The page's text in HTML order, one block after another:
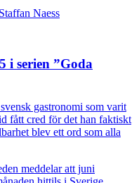
i serien ”Goda
gastronomi som varit
fått cred för det han faktiskt
blev ett ord som alla